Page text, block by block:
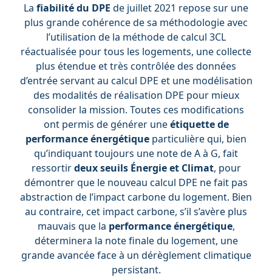
La fiabilité du DPE de juillet 2021 repose sur une
plus grande cohérence de sa méthodologie avec
l’utilisation de la méthode de calcul 3CL
réactualisée pour tous les logements, une collecte
plus étendue et très contrôlée des données
d’entrée servant au calcul DPE et une modélisation
des modalités de réalisation DPE pour mieux
consolider la mission. Toutes ces modifications
ont permis de générer uneétiquette de
performance énergétique particulière qui, bien
qu’indiquant toujours une note de A à G, fait
ressortirdeux seuils Énergie et Climat, pour
démontrer que le nouveau calcul DPE ne fait pas
abstraction de l’impact carbone du logement. Bien
au contraire, cet impact carbone, s’il s’avère plus
mauvais que la performance énergétique,
déterminera la note finale du logement, une
grande avancée face à un dérèglement climatique
persistant.